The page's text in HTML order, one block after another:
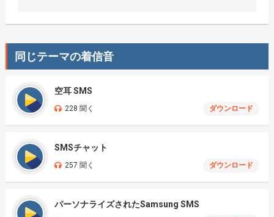
同じテーマの着信音
空耳 SMS
228 聞く ダウンロード
SMSチャット
257 聞く ダウンロード
パーソナライズされたSamsung SMS